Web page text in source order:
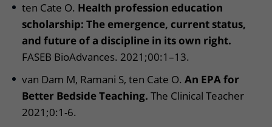
ten Cate O. Health profession education
scholarship: The emergence, current status,
and future of a discipline in its own right.
FASEB BioAdvances. 2021;00:1–13.
van Dam M, Ramani S, ten Cate O. An EPA for
Better Bedside Teaching. The Clinical Teacher
2021;0:1-6.